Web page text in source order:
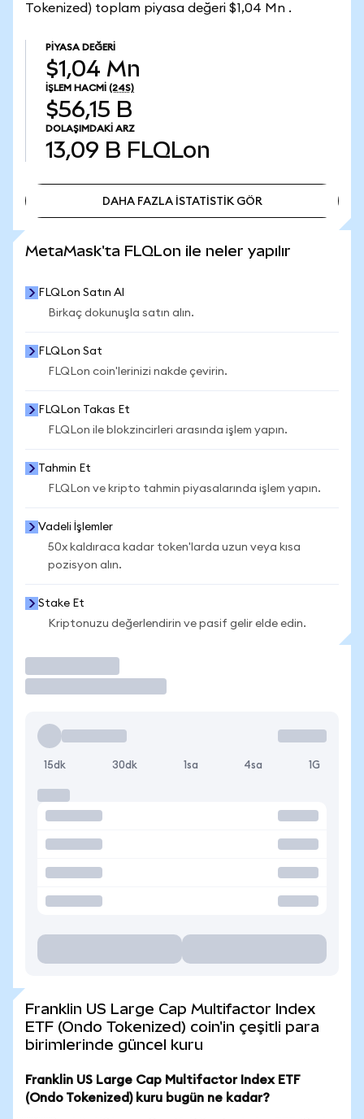
Tokenized) toplam piyasa değeri $1,04 Mn .
PIYASA DEĞERI
$1,04 Mn
İŞLEM HACMI (24S)
$56,15 B
DOLAŞIMDAKI ARZ
13,09 B FLQLon
DAHA FAZLA İSTATİSTİK GÖR
MetaMask'ta FLQLon ile neler yapılır
FLQLon Satın Al
Birkaç dokunuşla satın alın.
FLQLon Sat
FLQLon coin'lerinizi nakde çevirin.
FLQLon Takas Et
FLQLon ile blokzincirleri arasında işlem yapın.
Tahmin Et
FLQLon ve kripto tahmin piyasalarında işlem yapın.
Vadeli İşlemler
50x kaldıraca kadar token'larda uzun veya kısa
pozisyon alın.
Stake Et
Kriptonuzu değerlendirin ve pasif gelir elde edin.
15dk 30dk 1sa 4sa 1G
Franklin US Large Cap Multifactor Index
ETF (Ondo Tokenized) coin'in çeşitli para
birimlerinde güncel kuru
Franklin US Large Cap Multifactor Index ETF
(Ondo Tokenized) kuru bugün ne kadar?